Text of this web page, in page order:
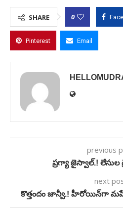
SHARE 0
Pinterest Email
previous
ప్రగ్యా జైస్వాల్.! లేసుల
next
కొత్తందం జాన్వీ.! హీరోయిన్‌గా